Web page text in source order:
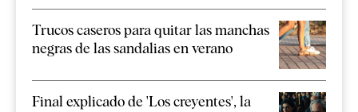
Trucos caseros para quitar las manchas
negras de las sandalias en verano
Final explicado de 'Los creyentes', la